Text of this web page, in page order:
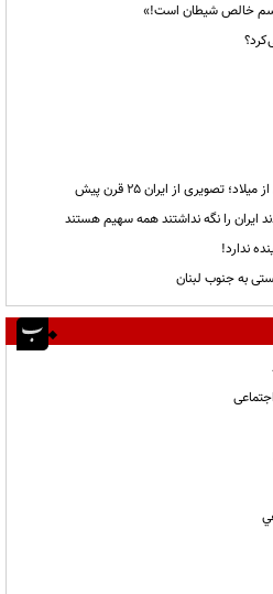
خالص شیطان است!»
ایران را نگه نداشتند همه سهیم هستند
ندارد!
به جنوب لبنان